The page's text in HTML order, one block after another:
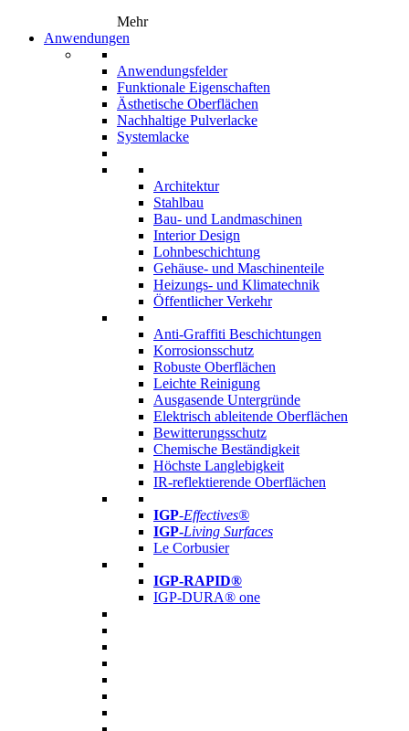
Mehr
Anwendungen
Anwendungsfelder
Funktionale Eigenschaften
Ästhetische Oberflächen
Nachhaltige Pulverlacke
Systemlacke
Architektur
Stahlbau
Bau- und Landmaschinen
Interior Design
Lohnbeschichtung
Gehäuse- und Maschinenteile
Heizungs- und Klimatechnik
Öffentlicher Verkehr
Anti-Graffiti Beschichtungen
Korrosionsschutz
Robuste Oberflächen
Leichte Reinigung
Ausgasende Untergründe
Elektrisch ableitende Oberflächen
Bewitterungsschutz
Chemische Beständigkeit
Höchste Langlebigkeit
IR-reflektierende Oberflächen
IGP-Effectives®
IGP-Living Surfaces
Le Corbusier
IGP-RAPID®
IGP-DURA® one